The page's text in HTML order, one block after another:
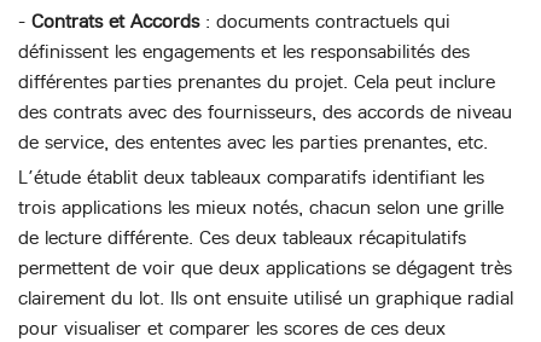
- Contrats et Accords: documents contractuels qui
définissent les engagements et les responsabilités des
différentes parties prenantes du projet. Cela peut inclure
des contrats avec des fournisseurs, des accords de niveau
de service, des ententes avec les parties prenantes, etc.
L’étude établit deux tableaux comparatifs identifiant les
trois applications les mieux notés, chacun selon une grille
de lecture différente. Ces deux tableaux récapitulatifs
permettent de voir que deux applications se dégagent très
clairement du lot. Ils ont ensuite utilisé un graphique radial
pour visualiser et comparer les scores de ces deux